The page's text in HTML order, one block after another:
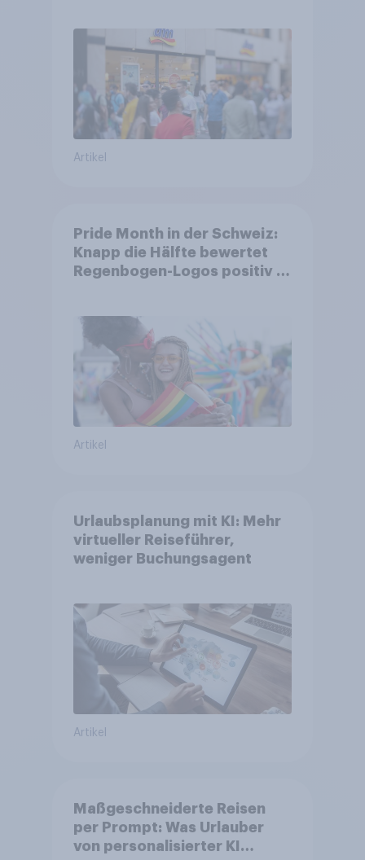
Artikel
Pride Month in der Schweiz:
Knapp die Hälfte bewertet
Regenbogen-Logos positiv –
Artikel
Urlaubsplanung mit KI: Mehr
virtueller Reiseführer,
weniger Buchungsagent
Artikel
Maßgeschneiderte Reisen
per Prompt: Was Urlauber
von personalisierter KI